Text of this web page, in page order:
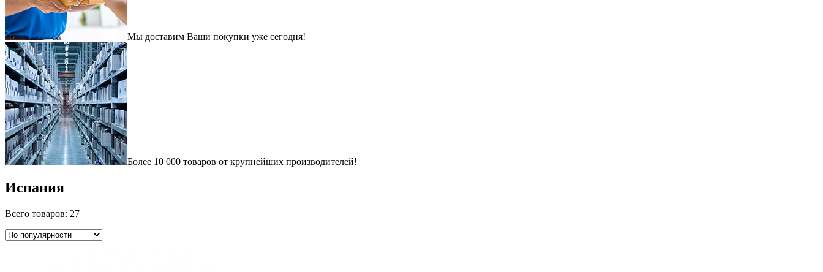
Мы доставим Ваши покупки уже сегодня!
Более 10 000 товаров от крупнейших производителей!
Испания
Всего товаров: 27